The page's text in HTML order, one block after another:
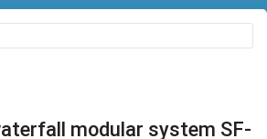
modular system SF-